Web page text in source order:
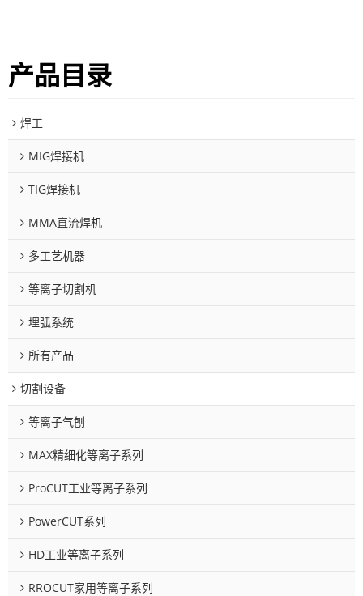
产品目录
焊工
MIG焊接机
TIG焊接机
MMA直流焊机
多工艺机器
等离子切割机
埋弧系统
所有产品
切割设备
等离子气刨
MAX精细化等离子系列
ProCUT工业等离子系列
PowerCUT系列
HD工业等离子系列
RROCUT家用等离子系列